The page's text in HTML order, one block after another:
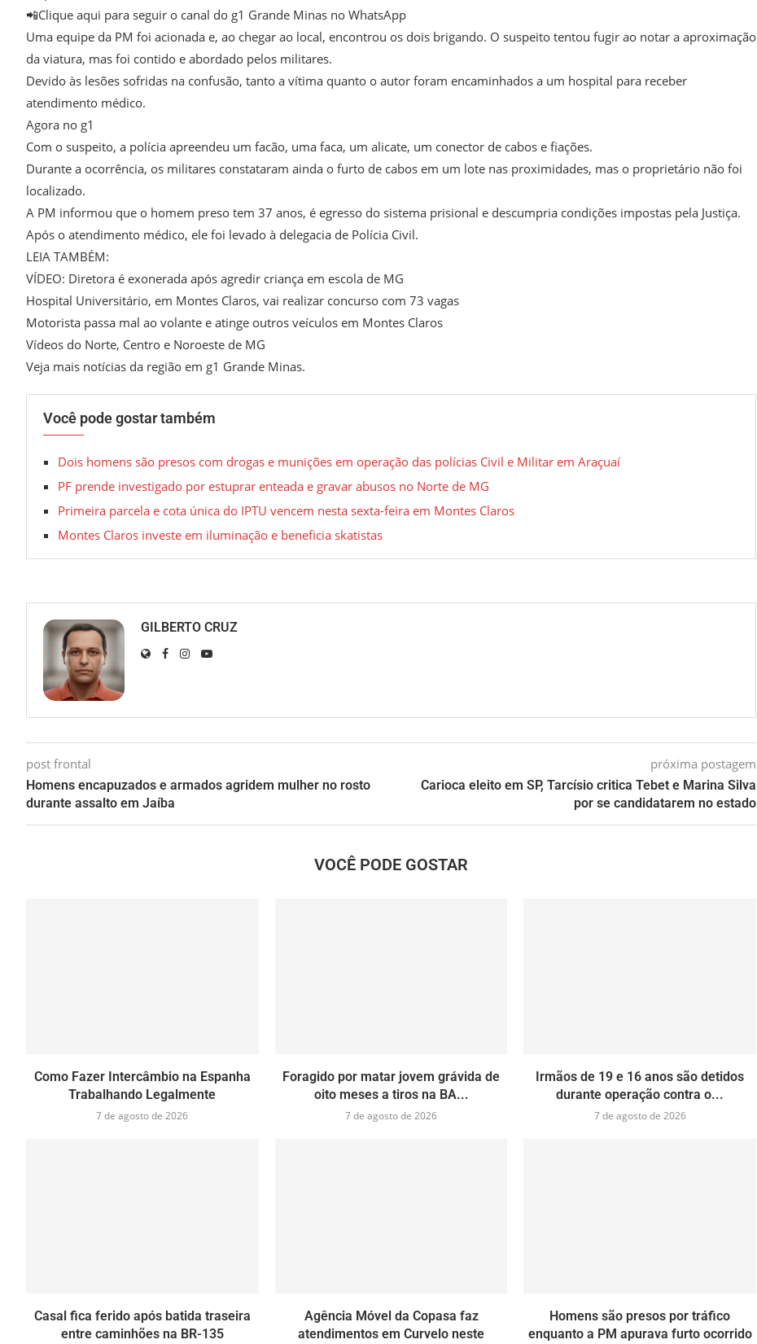
📲Clique aqui para seguir o canal do g1 Grande Minas no WhatsApp
Uma equipe da PM foi acionada e, ao chegar ao local, encontrou os dois brigando. O suspeito tentou fugir ao notar a aproximação
da viatura, mas foi contido e abordado pelos militares.
Devido às lesões sofridas na confusão, tanto a vítima quanto o autor foram encaminhados a um hospital para receber
atendimento médico.
Agora no g1
Com o suspeito, a polícia apreendeu um facão, uma faca, um alicate, um conector de cabos e fiações.
Durante a ocorrência, os militares constataram ainda o furto de cabos em um lote nas proximidades, mas o proprietário não foi
localizado.
A PM informou que o homem preso tem 37 anos, é egresso do sistema prisional e descumpria condições impostas pela Justiça.
Após o atendimento médico, ele foi levado à delegacia de Polícia Civil.
LEIA TAMBÉM:
VÍDEO: Diretora é exonerada após agredir criança em escola de MG
Hospital Universitário, em Montes Claros, vai realizar concurso com 73 vagas
Motorista passa mal ao volante e atinge outros veículos em Montes Claros
Vídeos do Norte, Centro e Noroeste de MG
Veja mais notícias da região em g1 Grande Minas.
Você pode gostar também
Dois homens são presos com drogas e munições em operação das polícias Civil e Militar em Araçuaí
PF prende investigado por estuprar enteada e gravar abusos no Norte de MG
Primeira parcela e cota única do IPTU vencem nesta sexta-feira em Montes Claros
Montes Claros investe em iluminação e beneficia skatistas
GILBERTO CRUZ
post frontal
Homens encapuzados e armados agridem mulher no rosto
durante assalto em Jaíba
próxima postagem
Carioca eleito em SP, Tarcísio critica Tebet e Marina Silva
por se candidatarem no estado
VOCÊ PODE GOSTAR
Como Fazer Intercâmbio na Espanha
Trabalhando Legalmente
7 de agosto de 2026
Foragido por matar jovem grávida de
oito meses a tiros na BA...
7 de agosto de 2026
Irmãos de 19 e 16 anos são detidos
durante operação contra o...
7 de agosto de 2026
Casal fica ferido após batida traseira
entre caminhões na BR-135
Agência Móvel da Copasa faz
atendimentos em Curvelo neste
Homens são presos por tráfico
enquanto a PM apurava furto ocorrido